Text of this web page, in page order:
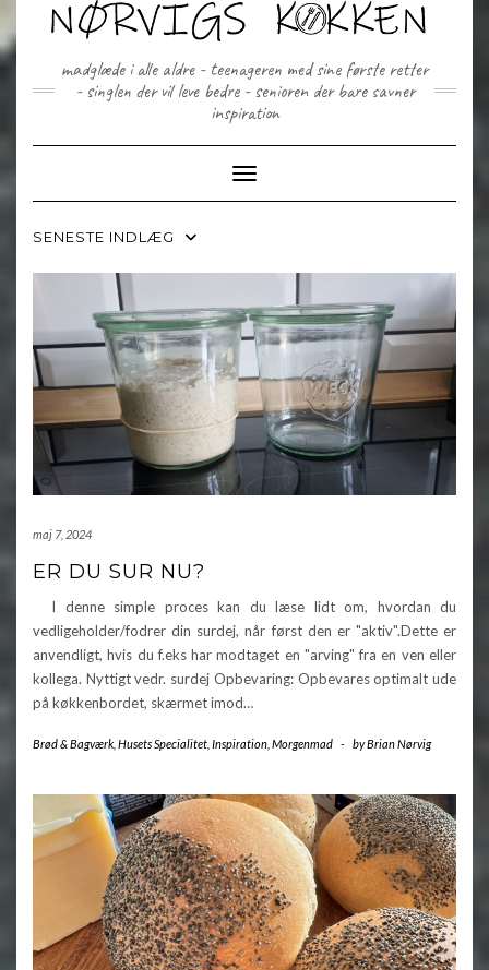
content
madglæde i alle aldre - teenageren med sine første retter
- singlen der vil leve bedre - senioren der bare savner
inspiration
Toggle Navigation
SENESTE INDLÆG
maj 7, 2024
ER DU SUR NU?
I denne simple proces kan du læse lidt om, hvordan du
vedligeholder/fodrer din surdej, når først den er "aktiv".Dette er
anvendligt, hvis du f.eks har modtaget en "arving" fra en ven eller
kollega. Nyttigt vedr. surdej Opbevaring: Opbevares optimalt ude
på køkkenbordet, skærmet imod…
Brød & Bagværk Husets Specialitet Inspiration Morgenmad - byBrian Nørvig